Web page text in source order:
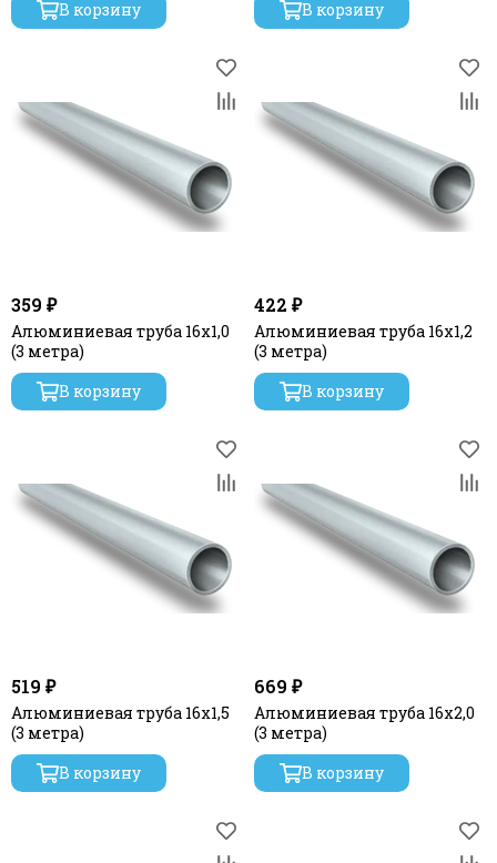
В корзину
В корзину
359 ₽
Алюминиевая труба 16х1,0
(3 метра)
В корзину
422 ₽
Алюминиевая труба 16х1,2
(3 метра)
В корзину
519 ₽
Алюминиевая труба 16x1,5
(3 метра)
В корзину
669 ₽
Алюминиевая труба 16х2,0
(3 метра)
В корзину